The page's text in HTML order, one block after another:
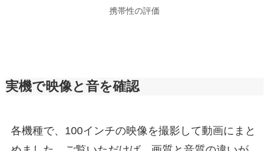
携帯性の評価
実機で映像と音を確認
各機種で、100インチの映像を撮影して動画にまと